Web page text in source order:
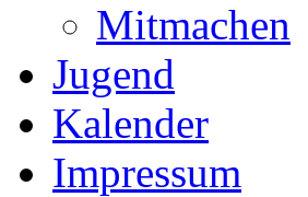
Mitmachen
Jugend
Kalender
Impressum